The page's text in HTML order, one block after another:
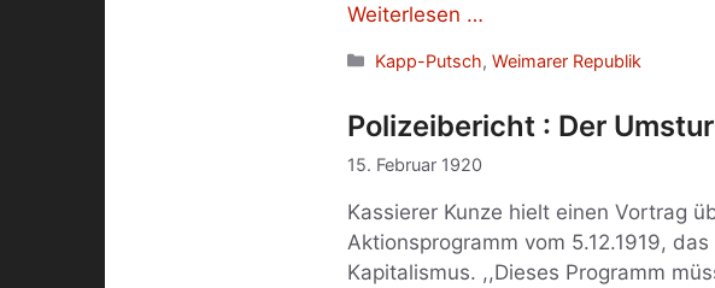
Weiterlesen …
Kategorien
Kapp-Putsch,Weimarer Republik
Polizeibericht : Der
15. Februar 1920
Kassierer Kunze hielt einen Vortrag
Aktionsprogramm vom 5.12.1919,
Kapitalismus. ,,Dieses Programm